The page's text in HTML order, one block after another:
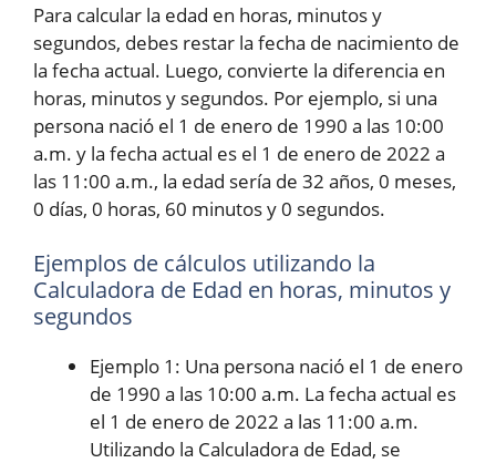
Para calcular la edad en horas, minutos y
segundos, debes restar la fecha de nacimiento de
la fecha actual. Luego, convierte la diferencia en
horas, minutos y segundos. Por ejemplo, si una
persona nació el 1 de enero de 1990 a las 10:00
a.m. y la fecha actual es el 1 de enero de 2022 a
las 11:00 a.m., la edad sería de 32 años, 0 meses,
0 días, 0 horas, 60 minutos y 0 segundos.
Ejemplos de cálculos utilizando la
Calculadora de Edad en horas, minutos y
segundos
Ejemplo 1: Una persona nació el 1 de enero
de 1990 a las 10:00 a.m. La fecha actual es
el 1 de enero de 2022 a las 11:00 a.m.
Utilizando la Calculadora de Edad, se